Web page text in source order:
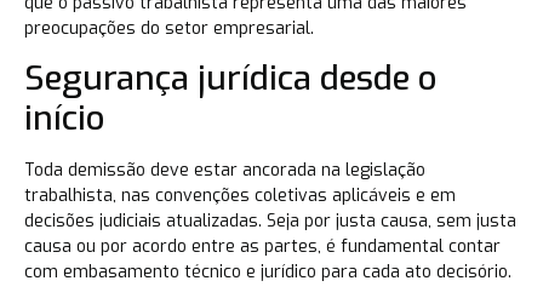
preocupações do setor empresarial.
Segurança jurídica desde o
início
Toda demissão deve estar ancorada na legislação
trabalhista, nas convenções coletivas aplicáveis e em
decisões judiciais atualizadas. Seja por justa causa, sem justa
causa ou por acordo entre as partes, é fundamental contar
com embasamento técnico e jurídico para cada ato decisório.